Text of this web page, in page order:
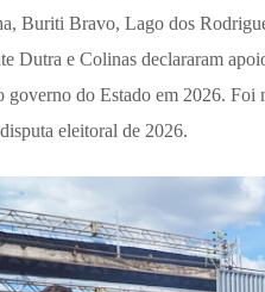
Buriti Bravo, Lago dos
Dutra e Colinas declararam
governo do Estado em 2026.
eleitoral de 2026.